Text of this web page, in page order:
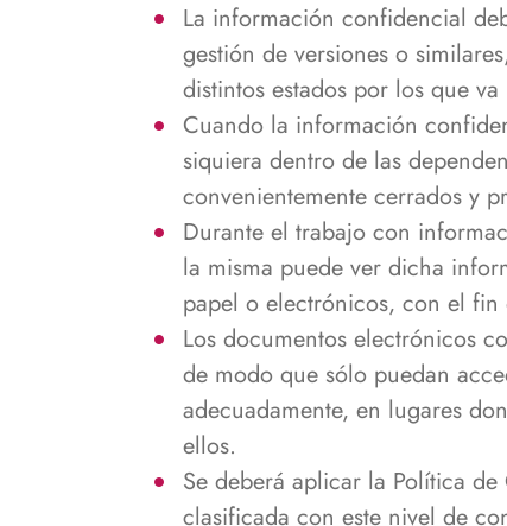
La información confidencial
gestión de versiones o
distintos estados por los que va
Cuando la información
siquiera dentro de las
convenientemente cerrados y
Durante el trabajo con
la misma puede ver dicha
papel o electrónicos, con el fin
Los documentos electrónicos
de modo que sólo puedan
adecuadamente, en lugares
ellos.
Se deberá aplicar la Política
clasificada con este nivel de